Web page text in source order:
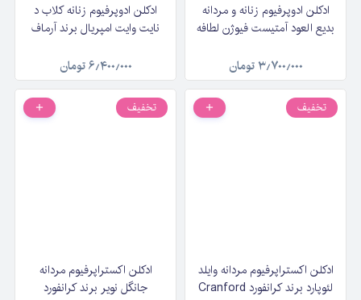
ادکلن ادوپرفیوم زنانه و مردانه
بدیع العود آمتیست فیوژن لطافه
میلی لیتر
۳٫۷۰۰٫۰۰۰تومان
ادکلن ادوپرفیوم زنانه کلاب د
نایت وایت امپریال برند آرماف
Impérial حجم ۱۰۵ میلی لیتر۶٫۴۰۰٫۰۰۰تومان
تخفیف
ادکلن اکستراپرفیوم مردانه وایلد
لئوپارد برند کرانفورد Cranford
تخفیف
ادکلن اکستراپرفیوم مردانه
جانگل نویر برند کرانفورد